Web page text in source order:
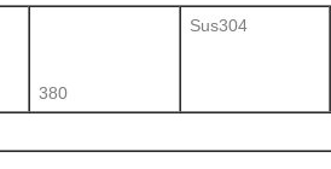
380
Sus304